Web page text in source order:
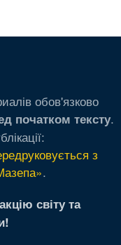
обов'язково
початком тексту.
з
.
світу та